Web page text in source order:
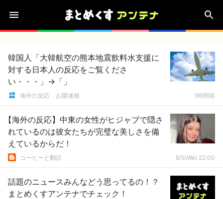
韓国人「大韓航空の熊本地震飲料水支援に
対する日本人の反応をご覧くださ
い・・・」→「」
海外の反応 お隣速報 1時間前
【海外の反応】中東の女性がヒジャブで隠さ
れているのは彼女たちが完璧な美しさを備
えているからだ！
コーヒーと翻訳 8/5(We) 22:00
話題のニュースみんなどう思ってるの！？
まとめくすアンテナでチェック！